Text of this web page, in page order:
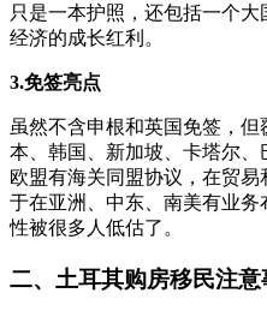
只是一本护照，还包括一个
经济的成长红利。
3.免签亮点
虽然不含申根和英国免签，
本、韩国、新加坡、卡塔尔
欧盟有海关同盟协议，在贸
于在亚洲、中东、南美有业
性被很多人低估了。
二、土耳其购房移民注意